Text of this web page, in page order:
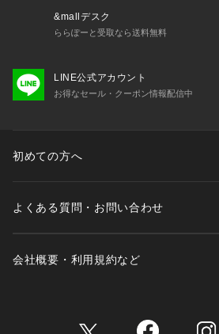
&mallデスク
ららぽーと受取なら送料無料
LINE公式アカウント
お得なセール・クーポン情報配信中
初めての方へ
よくある質問・お問い合わせ
会社概要・利用規約など